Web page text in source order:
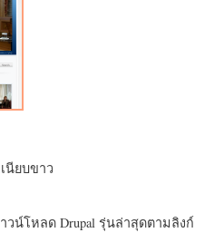
นียบขาว
วน์โหลด Drupal รุ่นล่าสุดตามลิงก์